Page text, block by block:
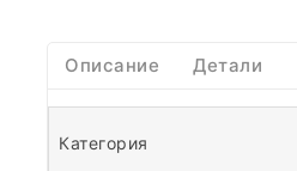
Описание Детали
Категория